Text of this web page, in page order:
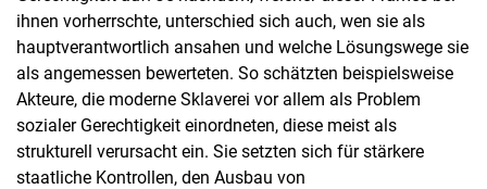
ihnen vorherrschte, unterschied sich auch, wen sie als
hauptverantwortlich ansahen und welche Lösungswege sie
als angemessen bewerteten. So schätzten beispielsweise
Akteure, die moderne Sklaverei vor allem als Problem
sozialer Gerechtigkeit einordneten, diese meist als
strukturell verursacht ein. Sie setzten sich für stärkere
staatliche Kontrollen, den Ausbau von